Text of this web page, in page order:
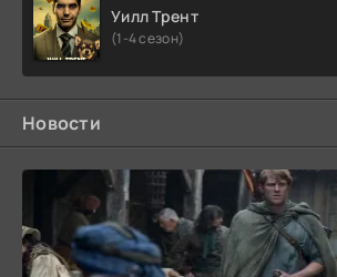
Уилл Трент
(1-4 сезон)
Новости